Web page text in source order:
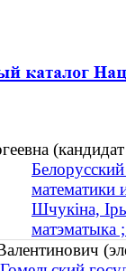
математики
Шчукiна,
матэматыка